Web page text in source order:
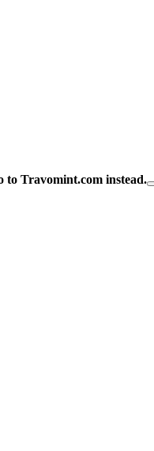
to Travomint.com instead.